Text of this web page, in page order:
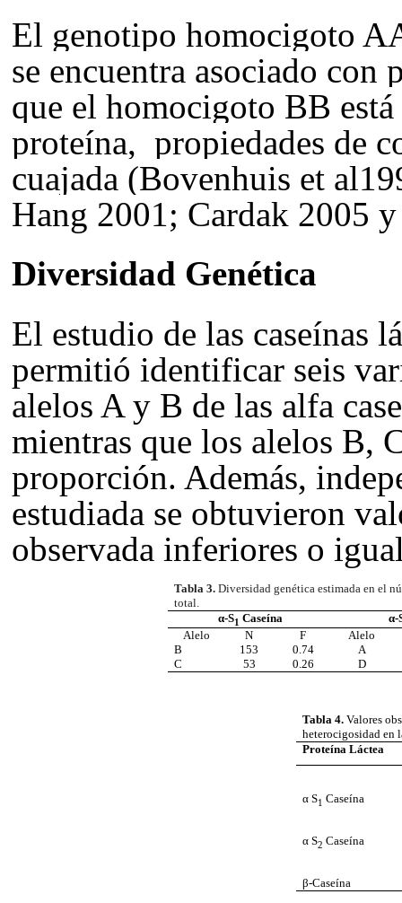
El genotipo homocigoto
se encuentra asociado con
que el homocigoto BB
proteína, propiedades de
cuajada (Bovenhuis et
Hang 2001; Cardak 2005
Diversidad Genética
El estudio de las caseínas
permitió identificar seis
alelos A y B de las alfa
mientras que los alelos B,
proporción. Además,
estudiada se obtuvieron
observada inferiores o
Tabla 3. Diversidad genética estimada en el
total.
α-S1 Caseína
α-
Alelo
N F
Alelo
B
153 0.74
A
C
53 0.26 D
Tabla 4. Valores
heterocigosidad
Proteína Láctea
α S1 Caseína
α S2 Caseína
β-Caseína